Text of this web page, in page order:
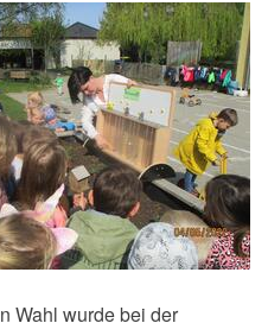
Wahl wurde bei der